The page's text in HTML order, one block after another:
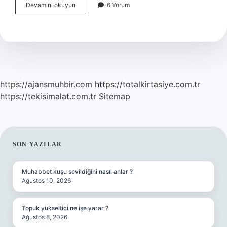
Devamını okuyun
Harcama
Günde
6 Yorum
https://ajansmuhbir.com https://totalkirtasiye.com.tr
https://tekisimalat.com.tr Sitemap
SIDEBAR
SON YAZILAR
Muhabbet kuşu sevildiğini nasıl anlar ?
Ağustos 10, 2026
Topuk yükseltici ne işe yarar ?
Ağustos 8, 2026